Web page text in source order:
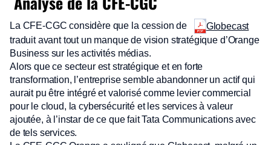
La CFE-CGC considère que la cession de
Globecast
traduit avant tout un manque de vision stratégique d’Orange
Business sur les activités médias.
Alors que ce secteur est stratégique et en forte
transformation, l’entreprise semble abandonner un actif qui
aurait pu être intégré et valorisé comme levier commercial
pour le cloud, la cybersécurité et les services à valeur
ajoutée, à l’instar de ce que fait Tata Communications avec
de tels services.